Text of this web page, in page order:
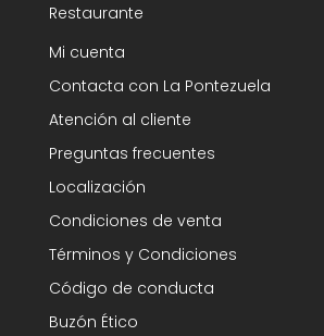
Restaurante
Mi cuenta
Contacta con La Pontezuela
Atención al cliente
Preguntas frecuentes
Localización
Condiciones de venta
Términos y Condiciones
Código de conducta
Buzón Ético